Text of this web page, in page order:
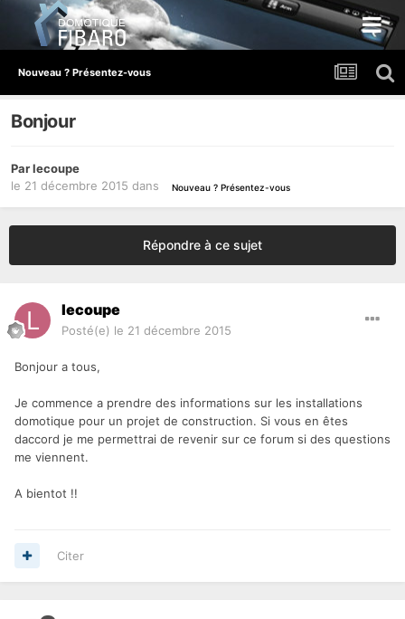
Nouveau ? Présentez-vous
Bonjour
Parlecoupe
le 21 décembre 2015 dans Nouveau ? Présentez-vous
Répondre à ce sujet
lecoupe
Posté(e) le 21 décembre 2015
Bonjour a tous,
Je commence a prendre des informations sur les installations
domotique pour un projet de construction. Si vous en êtes
daccord je me permettrai de revenir sur ce forum si des questions
me viennent.
A bientot !!
Citer